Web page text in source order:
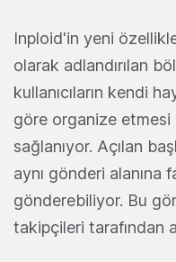
Inploid'in yeni
olarak adlandırılan
kullanıcıların kendi
göre organize
sağlanıyor. Açılan
aynı gönderi alanına
gönderebiliyor. Bu
takipçileri tarafından